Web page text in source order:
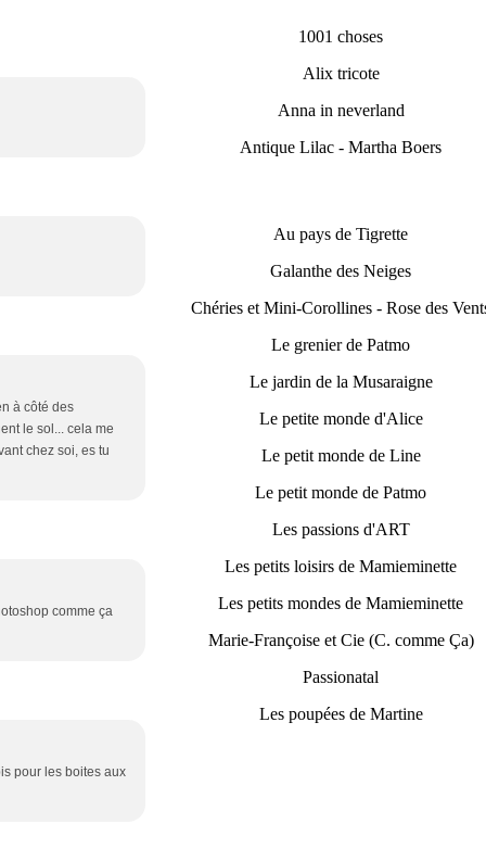
à côté des
le sol... cela me
chez soi, es tu
comme ça
pour les boites aux
1001 choses
Alix tricote
Anna in neverland
Antique Lilac - Martha Boers
Au pays de Tigrette
Galanthe des Neiges
Chéries et Mini-Corollines - Rose des
Le grenier de Patmo
Le jardin de la Musaraigne
Le petite monde d'Alice
Le petit monde de Line
Le petit monde de Patmo
Les passions d'ART
Les petits loisirs de Mamieminette
Les petits mondes de Mamieminette
Marie-Françoise et Cie (C. comme Ça)
Passionatal
Les poupées de Martine